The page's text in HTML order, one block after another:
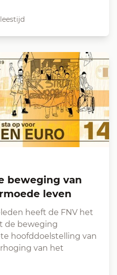
leven
heeft de FNV het
de beweging
hoofddoelstelling van
van het